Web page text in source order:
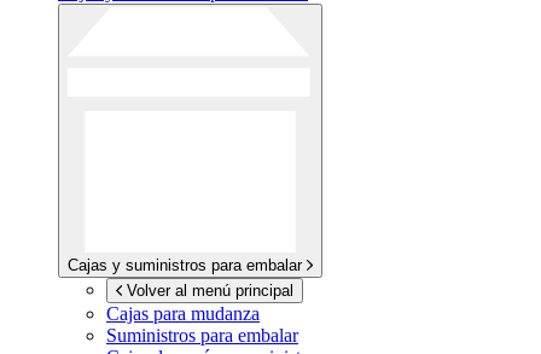
Cajas y suministros para embalar
Volver al menú principal
Cajas para mudanza
Suministros para embalar